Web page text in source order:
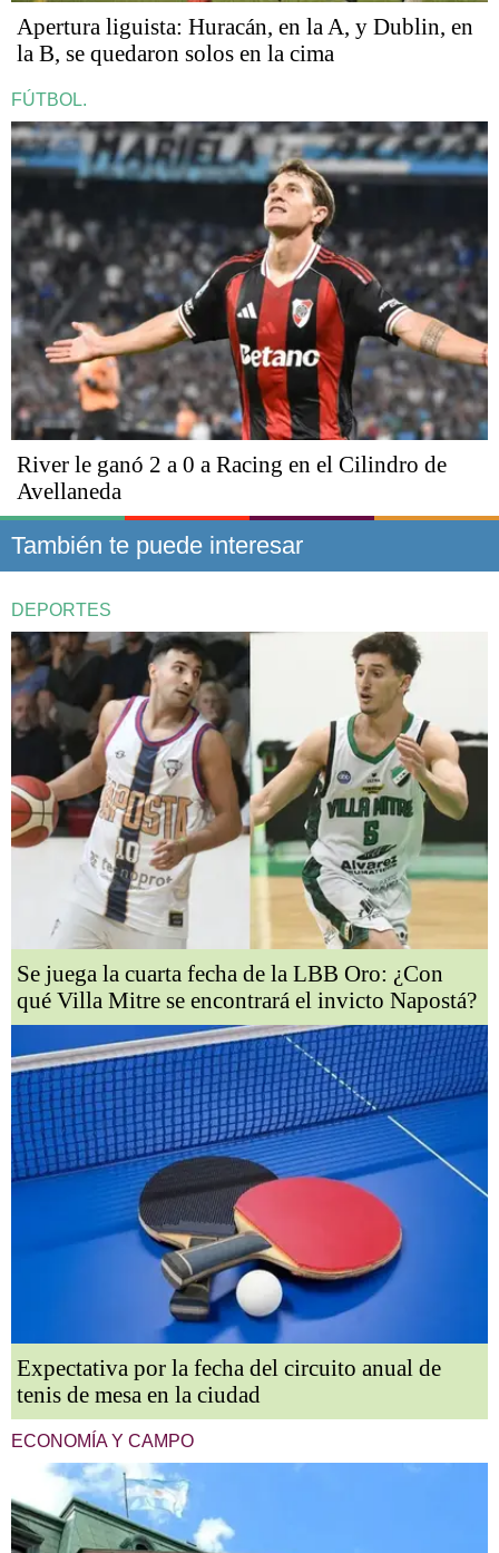
Apertura liguista: Huracán, en la A, y Dublin, en
la B, se quedaron solos en la cima
FÚTBOL.
River le ganó 2 a 0 a Racing en el Cilindro de
Avellaneda
También te puede interesar
DEPORTES
Se juega la cuarta fecha de la LBB Oro: ¿Con
qué Villa Mitre se encontrará el invicto Napostá?
Expectativa por la fecha del circuito anual de
tenis de mesa en la ciudad
ECONOMÍA Y CAMPO